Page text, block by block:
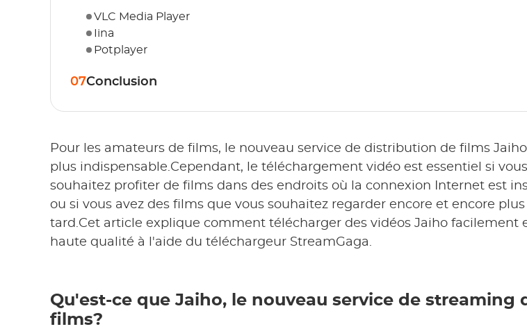
VLC Media Player
Iina
Potplayer
07Conclusion
Pour les amateurs de films, le nouveau service de distribution de films
plus indispensable.Cependant, le téléchargement vidéo est essentiel si vous
souhaitez profiter de films dans des endroits où la connexion Internet est
ou si vous avez des films que vous souhaitez regarder encore et encore plus
tard.Cet article explique comment télécharger des vidéos Jaiho facilement
haute qualité à l'aide du téléchargeur StreamGaga.
Qu'est-ce que Jaiho, le nouveau service de streaming
films?